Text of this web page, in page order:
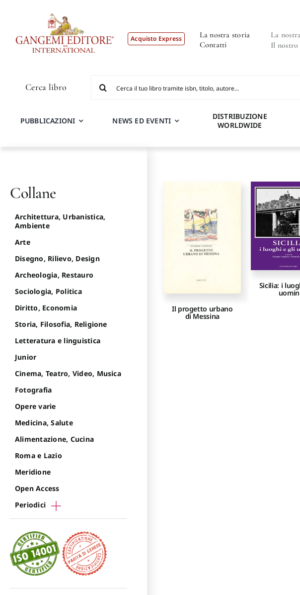
Acquisto Express
La nostra storia
Contatti
La
Il nostro
Cerca libro
per:
PUBBLICAZIONI NEWS ED EVENTI
DISTRIBUZIONE
WORLDWIDE
Il progetto urbano
di Messina
Sicilia: i
Collane
Architettura, Urbanistica,
Ambiente
Arte
Disegno, Rilievo, Design
Archeologia, Restauro
Sociologia, Politica
Diritto, Economia
Storia, Filosofia, Religione
Letteratura e linguistica
Junior
Cinema, Teatro, Video, Musica
Fotografia
Opere varie
Medicina, Salute
Alimentazione, Cucina
Roma e Lazio
Meridione
Open Access
Periodici